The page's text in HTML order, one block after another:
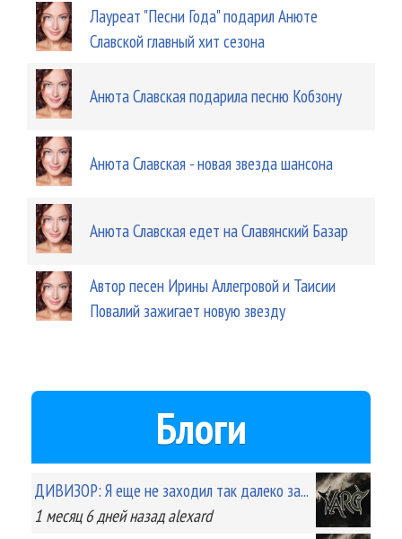
Лауреат "Песни Года" подарил Анюте
Славской главный хит сезона
Анюта Славская подарила песню Кобзону
Анюта Славская - новая звезда шансона
Анюта Славская едет на Славянский Базар
Автор песен Ирины Аллегровой и Таисии
Повалий зажигает новую звезду
Блоги
ДИВИЗОР: Я еще не заходил так далеко за...
1 месяц 6 днейназад alexard